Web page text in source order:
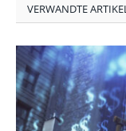
VERWANDTE